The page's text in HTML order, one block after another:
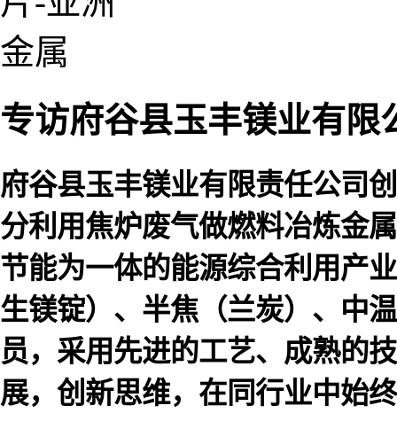
专访府谷县玉丰镁业有限
府谷县玉丰镁业有限责任公司
分利用焦炉废气做燃料冶炼金
节能为一体的能源综合利用产
生镁锭）、半焦（兰炭）、中
员，采用先进的工艺、成熟的
展，创新思维，在同行业中始